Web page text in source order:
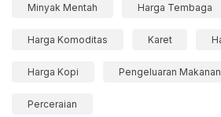
Minyak Mentah Harga Tembaga
Harga Komoditas Karet
Harga Kopi Pengeluaran Makanan
Perceraian